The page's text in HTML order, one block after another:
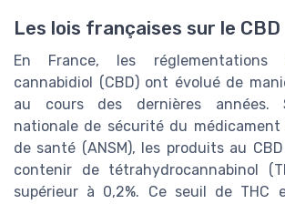
Les lois françaises sur le CBD
En France, les réglementations
cannabidiol (CBD) ont évolué de
au cours des dernières années.
nationale de sécurité du
de santé (ANSM), les produits au
contenir de tétrahydrocannabinol
supérieur à 0,2%. Ce seuil de THC